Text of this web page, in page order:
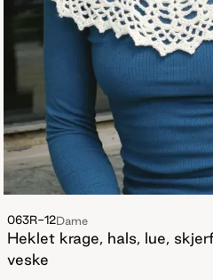
063R-12Dame
Heklet krage, hals, lue,
veske